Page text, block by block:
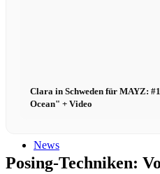
Peppa Of The Day
News
Clara in Schweden für MAYZ:
Ocean" + Video
Posing-Techniken: